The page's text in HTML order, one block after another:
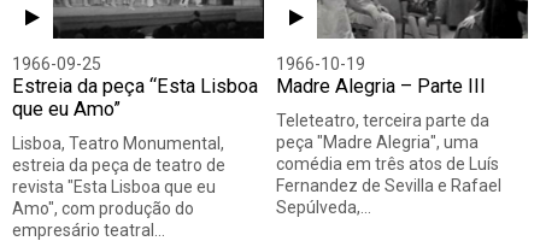
1966-09-25
Estreia da peça “Esta Lisboa
que eu Amo”
Lisboa, Teatro Monumental,
estreia da peça de teatro de
revista "Esta Lisboa que eu
Amo", com produção do
empresário teatral…
1966-10-19
Madre Alegria – Parte III
Teleteatro, terceira parte da
peça "Madre Alegria", uma
comédia em três atos de Luís
Fernandez de Sevilla e Rafael
Sepúlveda,…